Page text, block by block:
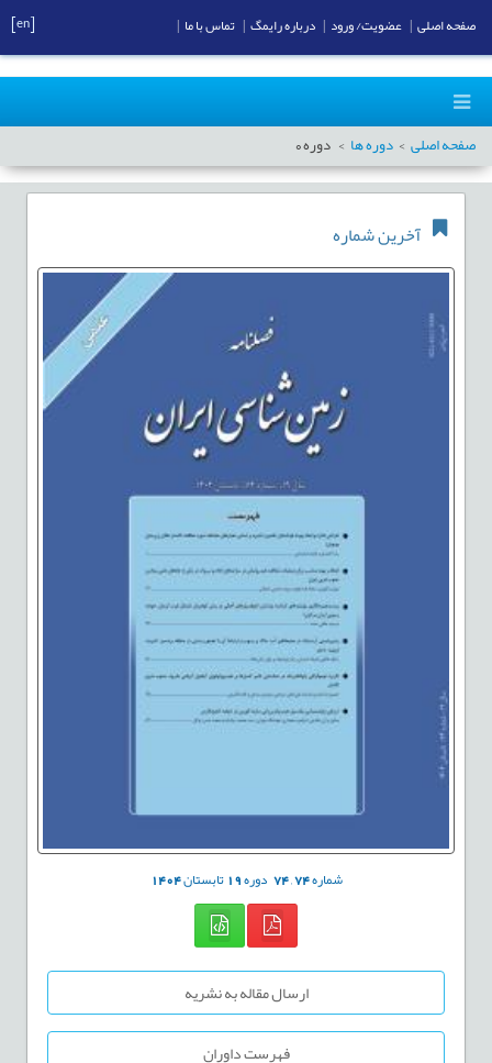
صفحه اصلی دوره ها دوره0
آخرین شماره
شماره74
,
74 دوره19تابستان1404
ارسال مقاله به نشریه
فهرست داوران
صفحه اصلی عضویت/ ورود درباره رایمگ تماس با ما